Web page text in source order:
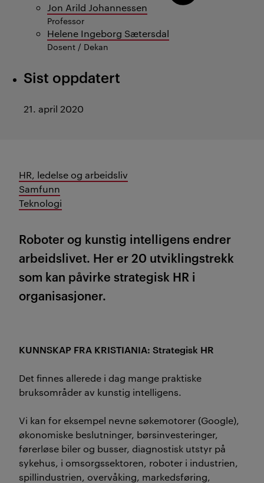
Jon Arild Johannessen
Professor
Helene Ingeborg Sætersdal
Dosent / Dekan
Sist oppdatert
21. april 2020
HR, ledelse og arbeidsliv
Samfunn
Teknologi
Roboter og kunstig intelligens endrer
arbeidslivet. Her er 20 utviklingstrekk
som kan påvirke strategisk HR i
organisasjoner.
KUNNSKAP FRA KRISTIANIA: Strategisk HR
Det finnes allerede i dag mange praktiske
bruksområder av kunstig intelligens.
Vi kan for eksempel nevne søkemotorer (Google),
økonomiske beslutninger, børsinvesteringer,
førerløse biler og busser, diagnostisk utstyr på
sykehus, i omsorgssektoren, roboter i industrien,
spillindustrien, overvåking, markedsføring,